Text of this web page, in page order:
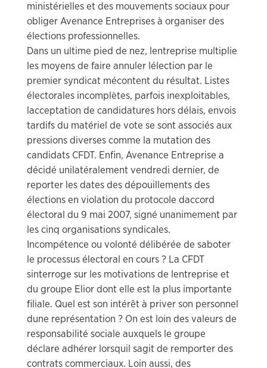
ministérielles et des mouvements sociaux pour
obliger Avenance Entreprises à organiser des
élections professionnelles.
Dans un ultime pied de nez, lentreprise multiplie
les moyens de faire annuler lélection par le
premier syndicat mécontent du résultat. Listes
électorales incomplètes, parfois inexploitables,
lacceptation de candidatures hors délais, envois
tardifs du matériel de vote se sont associés aux
pressions diverses comme la mutation des
candidats CFDT. Enfin, Avenance Entreprise a
décidé unilatéralement vendredi dernier, de
reporter les dates des dépouillements des
élections en violation du protocole daccord
électoral du 9 mai 2007, signé unanimement par
les cinq organisations syndicales.
Incompétence ou volonté délibérée de saboter
le processus électoral en cours ? La CFDT
sinterroge sur les motivations de lentreprise et
du groupe Elior dont elle est la plus importante
filiale. Quel est son intérêt à priver son personnel
dune représentation ? On est loin des valeurs de
responsabilité sociale auxquels le groupe
déclare adhérer lorsquil sagit de remporter des
contrats commerciaux. Loin aussi, des